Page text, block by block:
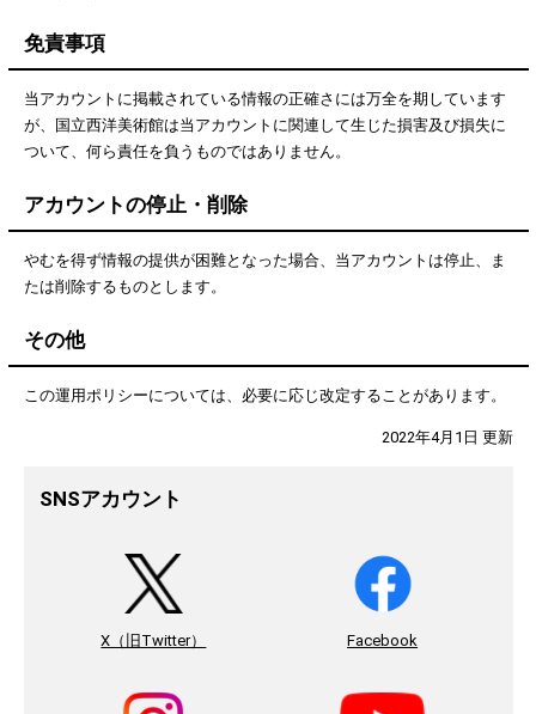
免責事項
当アカウントに掲載されている情報の正確さには万全を期しています
が、国立西洋美術館は当アカウントに関連して生じた損害及び損失に
ついて、何ら責任を負うものではありません。
アカウントの停止・削除
やむを得ず情報の提供が困難となった場合、当アカウントは停止、ま
たは削除するものとします。
その他
この運用ポリシーについては、必要に応じ改定することがあります。
2022年4月1日 更新
SNSアカウント
X（旧Twitter） Facebook